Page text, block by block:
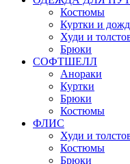
Костюмы
Куртки и
Худи и
Брюки
СОФТШЕЛЛ
Анораки
Куртки
Брюки
Костюмы
ФЛИС
Худи и
Костюмы
Брюки